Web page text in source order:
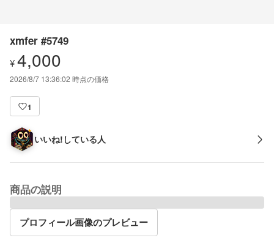
xmfer #5749
¥4,000
2026/8/7 13:36:02 時点の価格
1
いいね!している人
商品の説明
プロフィール画像のプレビュー